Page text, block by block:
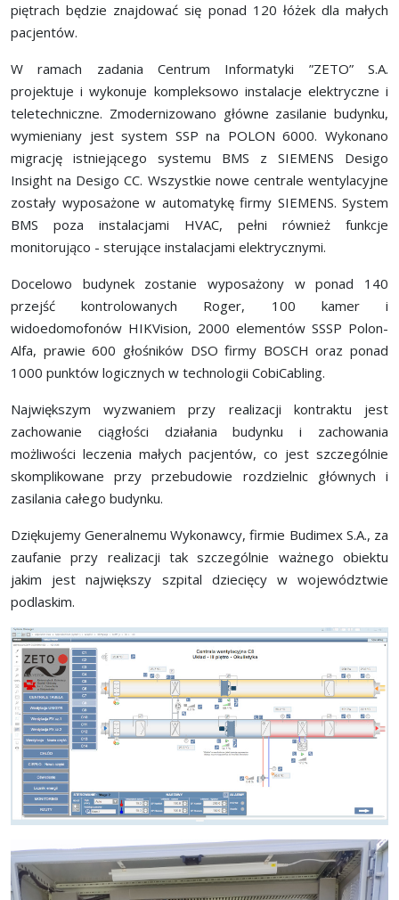
piętrach będzie znajdować się ponad 120 łóżek dla małych
pacjentów.
W ramach zadania Centrum Informatyki ”ZETO” S.A.
projektuje i wykonuje kompleksowo instalacje elektryczne i
teletechniczne. Zmodernizowano główne zasilanie budynku,
wymieniany jest system SSP na POLON 6000. Wykonano
migrację istniejącego systemu BMS z SIEMENS Desigo
Insight na Desigo CC. Wszystkie nowe centrale wentylacyjne
zostały wyposażone w automatykę firmy SIEMENS. System
BMS poza instalacjami HVAC, pełni również funkcje
monitorująco - sterujące instalacjami elektrycznymi.
Docelowo budynek zostanie wyposażony w ponad 140
przejść kontrolowanych Roger, 100 kamer i
widoedomofonów HIKVision, 2000 elementów SSSP Polon-
Alfa, prawie 600 głośników DSO firmy BOSCH oraz ponad
1000 punktów logicznych w technologii CobiCabling.
Największym wyzwaniem przy realizacji kontraktu jest
zachowanie ciągłości działania budynku i zachowania
możliwości leczenia małych pacjentów, co jest szczególnie
skomplikowane przy przebudowie rozdzielnic głównych i
zasilania całego budynku.
Dziękujemy Generalnemu Wykonawcy, firmie Budimex S.A., za
zaufanie przy realizacji tak szczególnie ważnego obiektu
jakim jest największy szpital dziecięcy w województwie
podlaskim.